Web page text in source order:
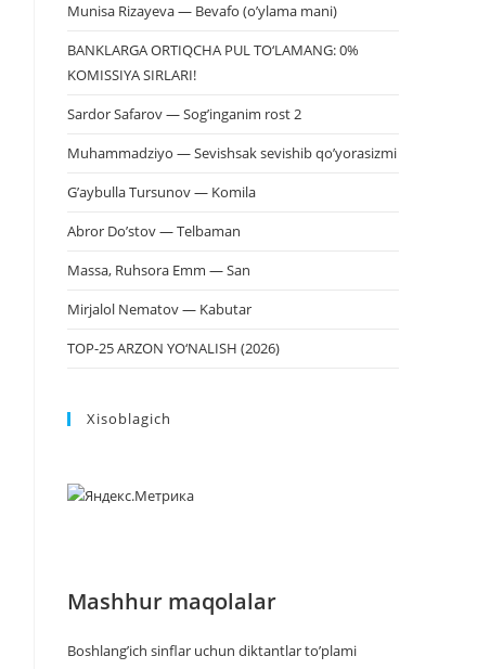
Munisa Rizayeva — Bevafo (o’ylama mani)
BANKLARGA ORTIQCHA PUL TO‘LAMANG: 0%
KOMISSIYA SIRLARI!
Sardor Safarov — Sog’inganim rost 2
Muhammadziyo — Sevishsak sevishib qo’yorasizmi
G’aybulla Tursunov — Komila
Abror Do’stov — Telbaman
Massa, Ruhsora Emm — San
Mirjalol Nematov — Kabutar
TOP-25 ARZON YO‘NALISH (2026)
Xisoblagich
Mashhur maqolalar
Boshlang’ich sinflar uchun diktantlar to’plami